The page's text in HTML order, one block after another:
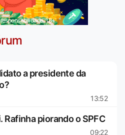
18+
a presidente da
13:52
Rafinha piorando o SPFC
09:22